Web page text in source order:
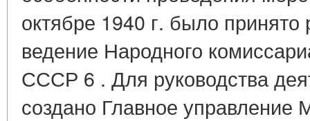
октябре 1940 г. было
ведение Народного
СССР 6 . Для руководства
создано Главное управление